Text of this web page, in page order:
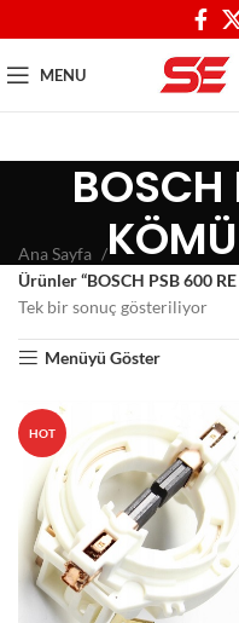
MENU
BOSCH
Ana Sayfa
Ürünler “BOSCH PSB 600
Tek bir sonuç gösteriliyor
Menüyü Göster
HOT